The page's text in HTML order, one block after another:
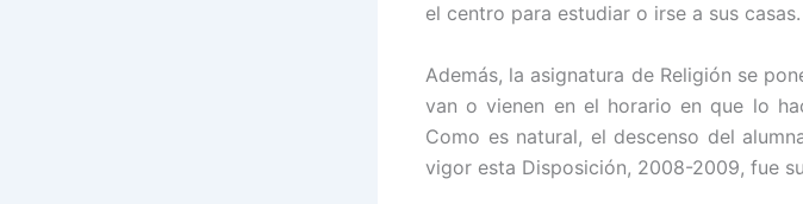
el centro para estudiar o irse a sus casas.
Además, la asignatura de Religión se
van o vienen en el horario en que lo
Como es natural, el descenso del
vigor esta Disposición, 2008-2009, fue